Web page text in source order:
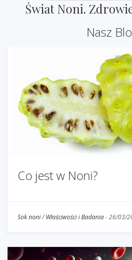
Świat Noni.
Nasz
Co jest w Noni?
Sok noni/Właściwości i Badania-26/03/